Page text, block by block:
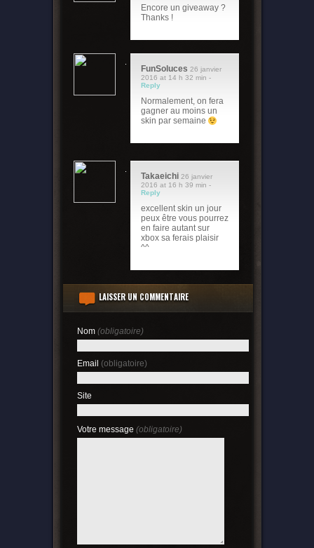
Encore un giveaway ?
Thanks !
FunSoluces 26 janvier
2016 at 14 h 32 min -
Reply
Normalement, on fera
gagner au moins un
skin par semaine
Takaeichi 26 janvier
2016 at 16 h 39 min -
Reply
excellent skin un jour
peux être vous pourrez
en faire autant sur
xbox sa ferais plaisir
^^
LAISSER UN COMMENTAIRE
Nom (obligatoire)
Email (obligatoire)
Site
Votre message (obligatoire)